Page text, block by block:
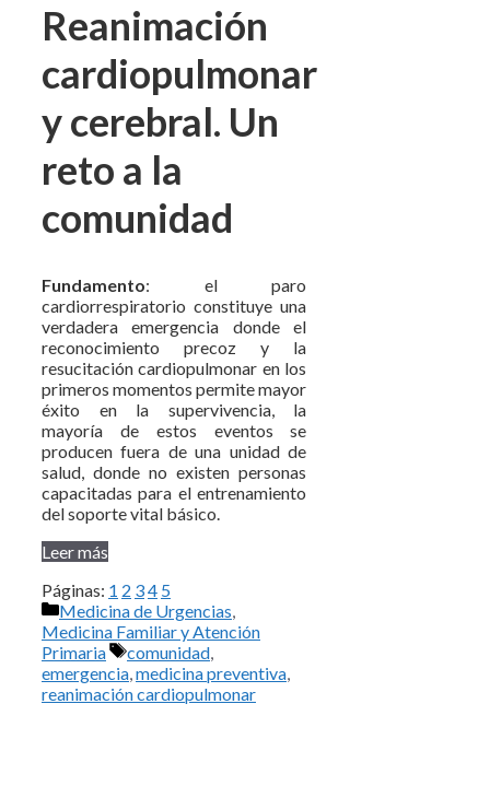
Reanimación
cardiopulmonar
y cerebral. Un
reto a la
comunidad
Fundamento: el paro
cardiorrespiratorio constituye una
verdadera emergencia donde el
reconocimiento precoz y la
resucitación cardiopulmonar en los
primeros momentos permite mayor
éxito en la supervivencia, la
mayoría de estos eventos se
producen fuera de una unidad de
salud, donde no existen personas
capacitadas para el entrenamiento
del soporte vital básico.
Leer más
Páginas: 1 2 34 5
Categorías
Medicina de Urgencias,
Medicina Familiar y Atención
Primaria
Etiquetas
comunidad,
emergencia,medicina preventiva,
reanimación cardiopulmonar